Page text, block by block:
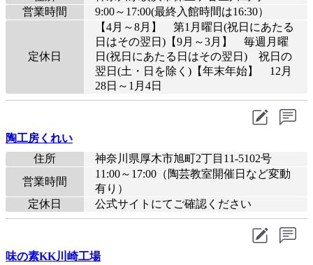
営業時間
9:00～17:00(最終入館時間は16:30）
定休日
【4月～8月】 第1月曜日(祝日にあたる
日はその翌日)【9月～3月】 毎週月曜
日(祝日にあたる日はその翌日) 祝日の
翌日(土・日を除く)【年末年始】 12月
28日～1月4日
陶工房くれい
住所
神奈川県厚木市旭町2丁目11‐5102号
営業時間
11:00～17:00（陶芸教室開催日など変動
有り）
定休日
公式サイトにてご確認ください
味の素KK川崎工場